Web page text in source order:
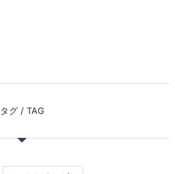
タグ / TAG